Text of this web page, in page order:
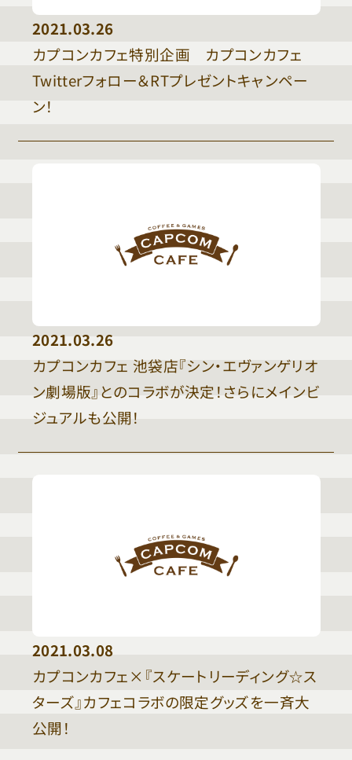
2021.03.26
カプコンカフェ特別企画 カプコンカフェ
Twitterフォロー＆RTプレゼントキャンペー
ン！
2021.03.26
カプコンカフェ 池袋店『シン・エヴァンゲリオ
ン劇場版』とのコラボが決定！さらにメインビ
ジュアルも公開！
2021.03.08
カプコンカフェ×『スケートリーディング☆ス
ターズ』カフェコラボの限定グッズを一斉大
公開！